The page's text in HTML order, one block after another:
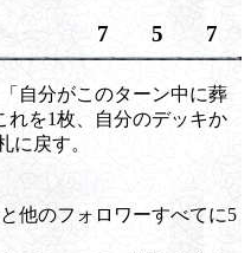
7 5 7
自分がこのターン中に葬
れを1枚、自分のデッキか
に戻す。
他のフォロワーすべてに5